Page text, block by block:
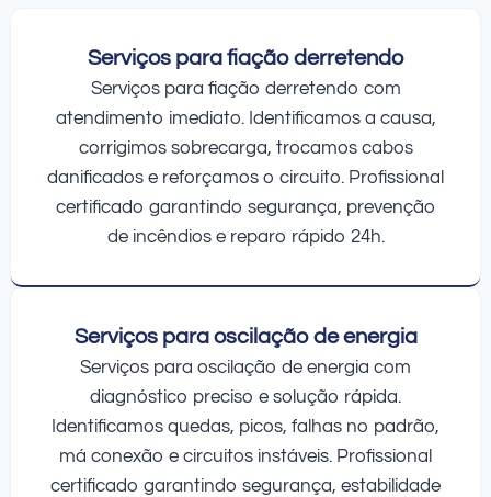
Serviços para fiação derretendo
Serviços para fiação derretendo com
atendimento imediato. Identificamos a causa,
corrigimos sobrecarga, trocamos cabos
danificados e reforçamos o circuito. Profissional
certificado garantindo segurança, prevenção
de incêndios e reparo rápido 24h.
Serviços para oscilação de energia
Serviços para oscilação de energia com
diagnóstico preciso e solução rápida.
Identificamos quedas, picos, falhas no padrão,
má conexão e circuitos instáveis. Profissional
certificado garantindo segurança, estabilidade